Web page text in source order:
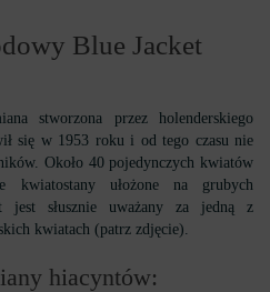
Blue Jacket
stworzona przez holenderskiego
się w 1953 roku i od tego czasu nie
Około 40 pojedynczych kwiatów
kwiatostany ułożone na grubych
jest słusznie uważany za jedną z
kwiatach (patrz zdjęcie).
hiacyntów: